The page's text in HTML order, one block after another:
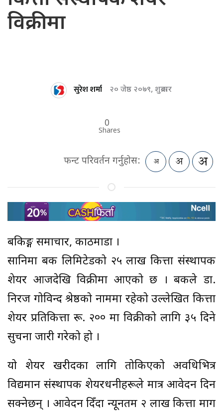
विक्रीमा
सुरेश शर्मा २० जेष्ठ २०७९, शुक्रबार
0
Shares
फन्ट परिवर्तन गर्नुहोस:
बैंकिङ्ग समाचार, काठमाडौं ।
सानिमा बैंक लिमिटेडको २५ लाख कित्ता संस्थापक
शेयर आजदेखि विक्रीमा आएको छ । बैंकले डा.
निरज गोविन्द श्रेष्ठको नाममा रहेको उल्लेखित कित्ता
शेयर प्रतिकित्ता रू. २०० मा विक्रीको लागि ३५ दिने
सुचना जारी गरेको हो ।
यो शेयर खरीदका लागि तोकिएको अवधिभित्र
विद्यमान संस्थापक शेयरधनीहरूले मात्र आवेदन दिन
सक्नेछन् । आवेदन दिँदा न्यूनतम २ लाख कित्ता माग